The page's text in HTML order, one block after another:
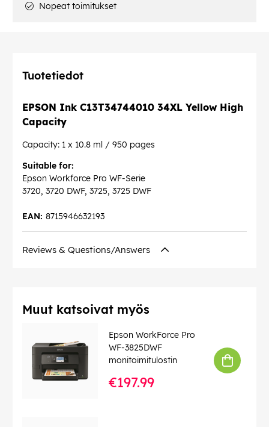
Nopeat toimitukset
Tuotetiedot
EPSON Ink C13T34744010 34XL Yellow High
Capacity
Capacity: 1 x 10.8 ml / 950 pages
Suitable for:
Epson Workforce Pro WF-Serie
3720, 3720 DWF, 3725, 3725 DWF
8715946632193
EAN:
Reviews & Questions/Answers
Muut katsoivat myös
Epson WorkForce Pro
WF-3825DWF
monitoimitulostin
€197.99